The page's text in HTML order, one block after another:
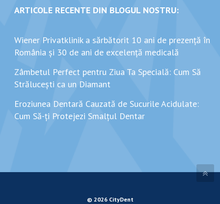
ARTICOLE RECENTE DIN BLOGUL NOSTRU:
Wiener Privatklinik a sărbătorit 10 ani de prezență în
România și 30 de ani de excelență medicală
Zâmbetul Perfect pentru Ziua Ta Specială: Cum Să
Strălucești ca un Diamant
Eroziunea Dentară Cauzată de Sucurile Acidulate:
Cum Să-ți Protejezi Smalțul Dentar
© 2026 CityDent